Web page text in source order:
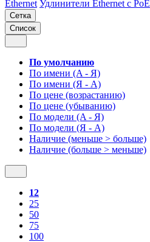
Ethernet Удлинители Ethernet с PoE
Сетка
Список
По умолчанию
По имени (A - Я)
По имени (Я - A)
По цене (возрастанию)
По цене (убыванию)
По модели (A - Я)
По модели (Я - A)
Наличие (меньше > больше)
Наличие (больше > меньше)
12
25
50
75
100